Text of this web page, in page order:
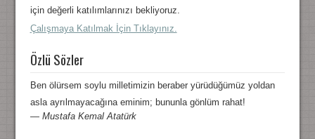
için değerli katılımlarınızı bekliyoruz.
Çalışmaya Katılmak İçin Tıklayınız.
Özlü Sözler
Ben ölürsem soylu milletimizin beraber yürüdüğümüz yoldan
asla ayrılmayacağına eminim; bununla gönlüm rahat!
— Mustafa Kemal Atatürk